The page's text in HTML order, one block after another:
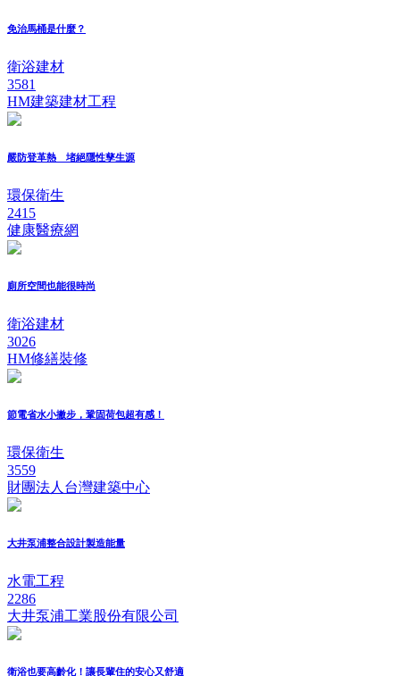
免治馬桶是什麼？
衛浴建材
3581
HM建築建材工程
嚴防登革熱 堵絕隱性孳生源
環保衛生
2415
健康醫療網
廁所空間也能很時尚
衛浴建材
3026
HM修繕裝修
節電省水小撇步，鞏固荷包超有感！
環保衛生
3559
財團法人台灣建築中心
大井泵浦整合設計製造能量
水電工程
2286
大井泵浦工業股份有限公司
衛浴也要高齡化！讓長輩住的安心又舒適